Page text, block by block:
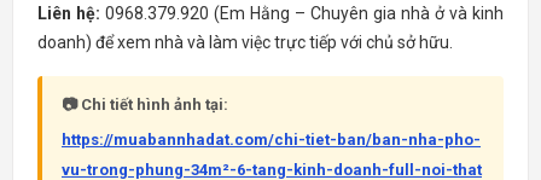
Liên hệ: 0968.379.920 (Em Hằng – Chuyên gia nhà ở và kinh
doanh) để xem nhà và làm việc trực tiếp với chủ sở hữu.
📷 Chi tiết hình ảnh tại:
https://muabannhadat.com/chi-tiet-ban/ban-nha-pho-
vu-trong-phung-34m²-6-tang-kinh-doanh-full-noi-that